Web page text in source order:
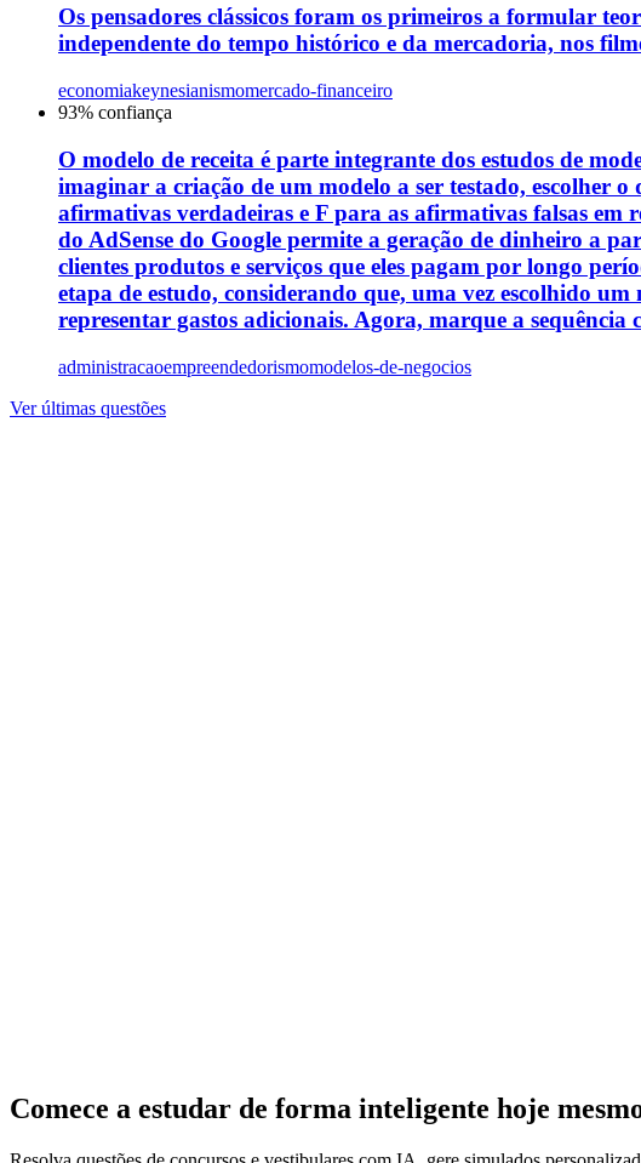
Os pensadores clássicos foram os primeiros a formular
independente do tempo histórico e da mercadoria, nos
economiakeynesianismomercado-financeiro
93% confiança
O modelo de receita é parte integrante dos estudos de
imaginar a criação de um modelo a ser testado, escolher
afirmativas verdadeiras e F para as afirmativas falsas em
do AdSense do Google permite a geração de dinheiro a
clientes produtos e serviços que eles pagam por longo
etapa de estudo, considerando que, uma vez escolhido
representar gastos adicionais. Agora, marque a sequência
administracaoempreendedorismomodelos-de-negocios
Ver últimas questões
Comece a estudar de forma inteligente hoje